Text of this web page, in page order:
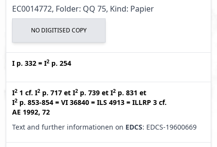
EC0014772, Folder: QQ 75, Kind: Papier
NO DIGITISED COPY
I p. 332 = I2 p. 254
I2 1 cf. I2 p. 717 et I2 p. 739 et I2 p. 831 et
I2 p. 853-854 = VI 36840 = ILS 4913 = ILLRP 3 cf.
AE 1992, 72
Text and further informationen on EDCS: EDCS-19600669